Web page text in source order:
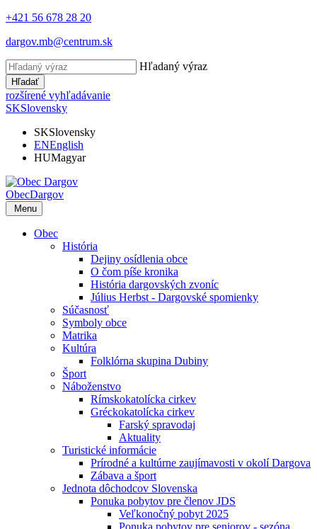
+421 56 678 28 20
dargov.mb@centrum.sk
Hľadaný výraz
Hľadať
rozšírené vyhľadávanie
SKSlovensky
SKSlovensky
ENEnglish
HUMagyar
ObecDargov
Menu
Obec
História
Dejiny osídlenia obce
O čom píše kronika
História dargovských zvoníc
Július Herbst - Dargovské spomienky
Súčasnosť
Symboly obce
Matrika
Kultúra
Folklórna skupina Dubiny
Šport
Náboženstvo
Rímskokatolícka cirkev
Gréckokatolícka cirkev
Farský spravodaj
Aktuality
Turistické informácie
Prírodné a kultúrne zaujímavosti v okolí Dargova
Zábava a šport
Jednota dôchodcov Slovenska
Ponuka pobytov pre členov JDS
Veľkonočný pobyt 2025
Ponuka pobytov pre seniorov - sezóna